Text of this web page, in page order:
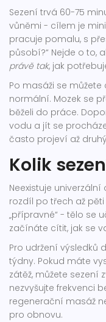
Sezení trvá 60-75
vůněmi - cílem je
pracuje pomalu, s
působí?“ Nejde o to,
právě tak, jak
Po masáži se můžete
normální. Mozek se
běželi do práce.
vodu a jít se
často projeví až
Kolik
Neexistuje
rozdíl po třech až
„přípravné“ - tělo se
začínáte cítit, jak se
Pro udržení výsledků
týdny. Pokud máte
zátěž, můžete sezení
nezvyšujte frekvenci
regenerační masáž
pro obnovu.